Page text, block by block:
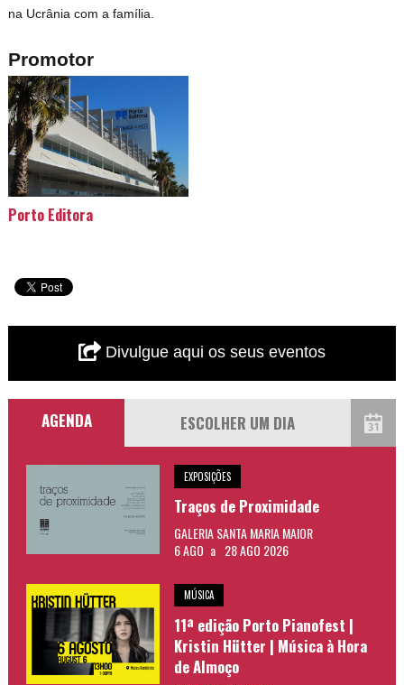
na Ucrânia com a família.
Promotor
Porto Editora
Divulgue aqui os seus eventos
AGENDA
EXPOSIÇÕES
Traços de Proximidade
GALERIA SANTA MARIA MAIOR
6 AGO a 28 AGO 2026
MÚSICA
11ª edição Porto Pianofest |
Kristin Hütter | Música à Hora
de Almoço